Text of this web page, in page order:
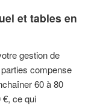
et tables en
gestion de
compense
60 à 80
ce qui